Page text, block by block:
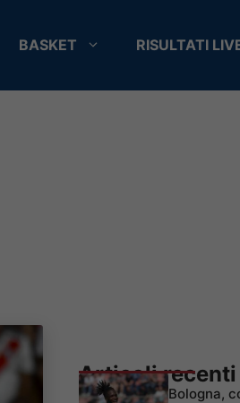
BASKET RISULTATI
Articoli recenti
Bologna,